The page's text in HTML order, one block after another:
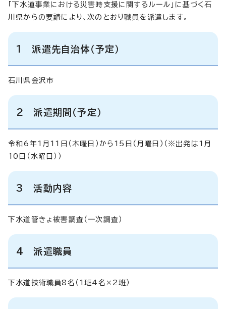
「下水道事業における災害時支援に関するルール」に基づく石
川県からの要請により、次のとおり職員を派遣します。
1 派遣先自治体（予定）
石川県金沢市
2 派遣期間（予定）
令和6年1月11日（木曜日）から15日（月曜日）（※出発は1月
10日（水曜日））
3 活動内容
下水道管きょ被害調査（一次調査）
4 派遣職員
下水道技術職員8名（1班4名×2班）